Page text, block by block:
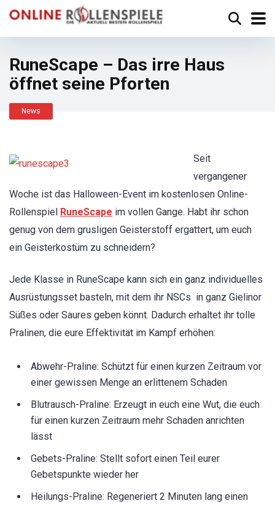
RuneScape – Das irre Haus
öffnet seine Pforten
News
Seit
vergangener
Woche ist das Halloween-Event im kostenlosen Online-
Rollenspiel RuneScape im vollen Gange. Habt ihr schon
genug von dem grusligen Geisterstoff ergattert, um euch
ein Geisterkostüm zu schneidern?
Jede Klasse in RuneScape kann sich ein ganz individuelles
Ausrüstungsset basteln, mit dem ihr NSCs in ganz Gielinor
Süßes oder Saures geben könnt. Dadurch erhaltet ihr tolle
Pralinen, die eure Effektivität im Kampf erhöhen:
Abwehr-Praline: Schützt für einen kurzen Zeitraum vor
einer gewissen Menge an erlittenem Schaden
Blutrausch-Praline: Erzeugt in euch eine Wut, die euch
für einen kurzen Zeitraum mehr Schaden anrichten
lässt
Gebets-Praline: Stellt sofort einen Teil eurer
Gebetspunkte wieder her
Heilungs-Praline: Regeneriert 2 Minuten lang einen